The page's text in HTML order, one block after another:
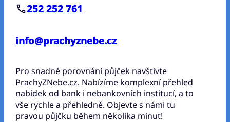
252 252 761
info@prachyznebe.cz
Pro snadné porovnání půjček navštivte
PrachyZNebe.cz. Nabízíme komplexní přehled
nabídek od bank i nebankovních institucí, a to
vše rychle a přehledně. Objevte s námi tu
pravou půjčku během několika minut!